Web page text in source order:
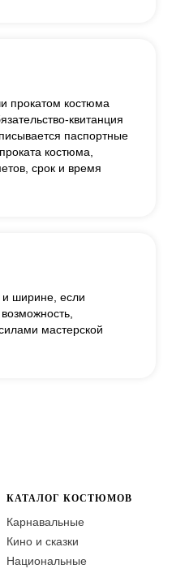
прокатом костюма
квитанция
паспортные
костюма,
срок и время
и ширине, если
мастерской
КАТАЛОГ КОСТЮМОВ
Карнавальные
Кино и сказки
Национальные